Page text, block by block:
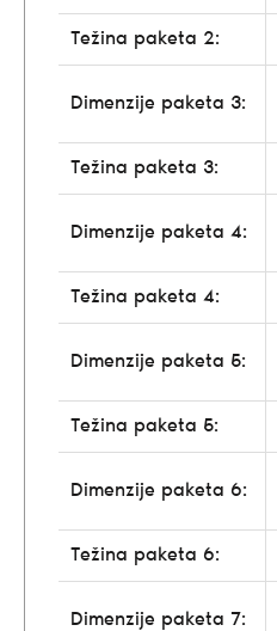
Težina paketa 2:
Dimenzije paketa 3:
Težina paketa 3:
Dimenzije paketa 4:
Težina paketa 4:
Dimenzije paketa 5:
Težina paketa 5:
Dimenzije paketa 6:
Težina paketa 6:
Dimenzije paketa 7: